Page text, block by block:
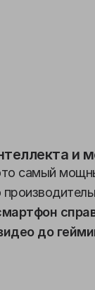
и
самый
до